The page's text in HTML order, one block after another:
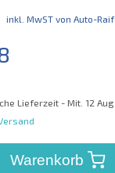
inkl. MwST von Auto-
Lieferzeit - Mit. 12
Warenkorb